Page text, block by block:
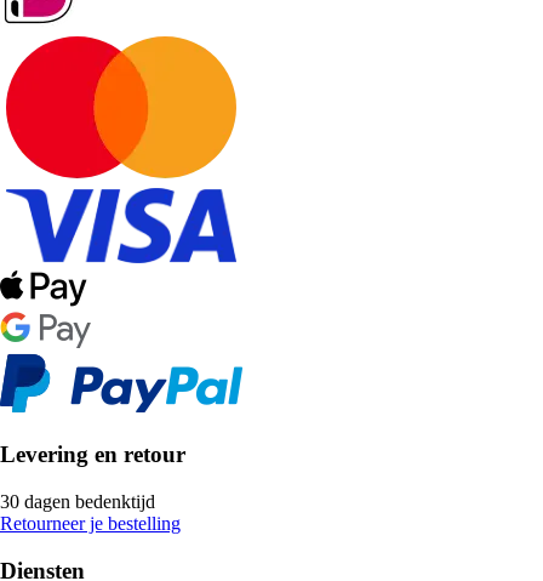
Levering en retour
30 dagen bedenktijd
Retourneer je bestelling
Diensten